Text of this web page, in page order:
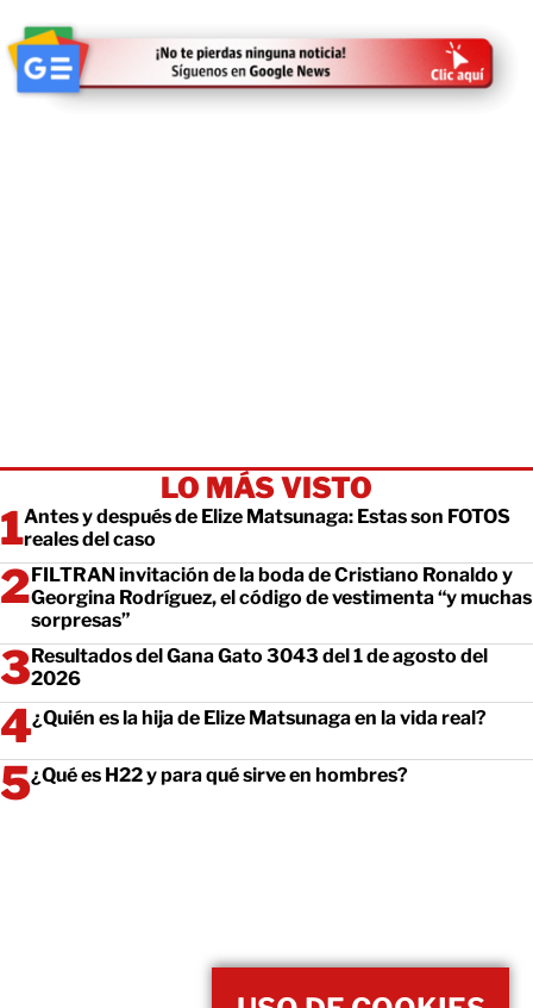
LO MÁS VISTO
Antes y después de Elize Matsunaga: Estas son FOTOS
reales del caso
FILTRAN invitación de la boda de Cristiano Ronaldo y
Georgina Rodríguez, el código de vestimenta “y muchas
sorpresas”
Resultados del Gana Gato 3043 del 1 de agosto del
2026
¿Quién es la hija de Elize Matsunaga en la vida real?
¿Qué es H22 y para qué sirve en hombres?